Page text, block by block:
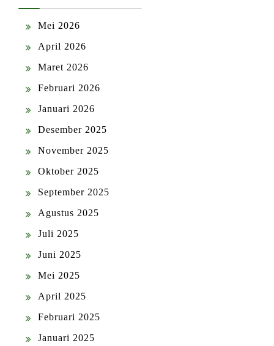
Mei 2026
April 2026
Maret 2026
Februari 2026
Januari 2026
Desember 2025
November 2025
Oktober 2025
September 2025
Agustus 2025
Juli 2025
Juni 2025
Mei 2025
April 2025
Februari 2025
Januari 2025